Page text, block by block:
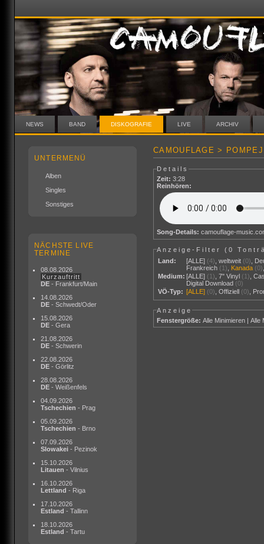
NEWS BAND DISKOGRAFIE LIVE ARCHIV
UNTERMENÜ
Alben
Singles
Sonstiges
NÄCHSTE LIVE
TERMINE
08.08.2026
Kurzauftritt
DE - Frankfurt/Main
14.08.2026
DE - Schwedt/Oder
15.08.2026
DE - Gera
21.08.2026
DE - Schwerin
22.08.2026
DE - Görlitz
28.08.2026
DE - Weißenfels
04.09.2026
Tschechien - Prag
05.09.2026
Tschechien - Brno
07.09.2026
Slowakei - Pezinok
15.10.2026
Litauen - Vilnius
16.10.2026
Lettland - Riga
17.10.2026
Estland - Tallinn
18.10.2026
Estland - Tartu
CAMOUFLAGE >
Details
Zeit: 3:28
Reinhören:
Song-Details: camouflage-
Anzeige-Filter (0
Land:
[ALLE] (4) ,weltweit (0)
Frankreich (1) Kanada (0)
Medium: [ALLE] (1) ,7" Vinyl (1) ,
Digital Download (0)
VÖ-Typ: [ALLE] (0) ,Offiziell (0)
Anzeige
Fenstergröße: Alle Minimieren |Alle